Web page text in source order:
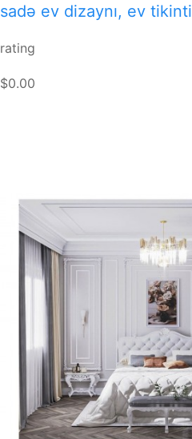
sadə ev dizaynı, ev
rating
$0.00